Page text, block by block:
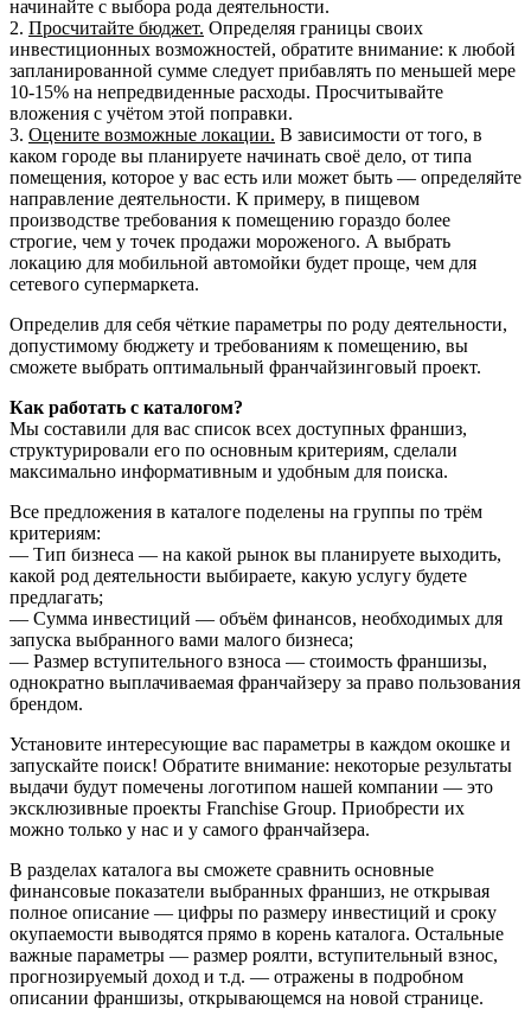
начинайте с выбора рода деятельности.
2. Просчитайте бюджет. Определяя границы своих
инвестиционных возможностей, обратите внимание: к любой
запланированной сумме следует прибавлять по меньшей мере
10-15% на непредвиденные расходы. Просчитывайте
вложения с учётом этой поправки.
3. Оцените возможные локации. В зависимости от того, в
каком городе вы планируете начинать своё дело, от типа
помещения, которое у вас есть или может быть — определяйте
направление деятельности. К примеру, в пищевом
производстве требования к помещению гораздо более
строгие, чем у точек продажи мороженого. А выбрать
локацию для мобильной автомойки будет проще, чем для
сетевого супермаркета.
Определив для себя чёткие параметры по роду деятельности,
допустимому бюджету и требованиям к помещению, вы
сможете выбрать оптимальный франчайзинговый проект.
Как работать с каталогом?
Мы составили для вас список всех доступных франшиз,
структурировали его по основным критериям, сделали
максимально информативным и удобным для поиска.
Все предложения в каталоге поделены на группы по трём
критериям:
— Тип бизнеса — на какой рынок вы планируете выходить,
какой род деятельности выбираете, какую услугу будете
предлагать;
— Сумма инвестиций — объём финансов, необходимых для
запуска выбранного вами малого бизнеса;
— Размер вступительного взноса — стоимость франшизы,
однократно выплачиваемая франчайзеру за право пользования
брендом.
Установите интересующие вас параметры в каждом окошке и
запускайте поиск! Обратите внимание: некоторые результаты
выдачи будут помечены логотипом нашей компании — это
эксклюзивные проекты Franchise Group. Приобрести их
можно только у нас и у самого франчайзера.
В разделах каталога вы сможете сравнить основные
финансовые показатели выбранных франшиз, не открывая
полное описание — цифры по размеру инвестиций и сроку
окупаемости выводятся прямо в корень каталога. Остальные
важные параметры — размер роялти, вступительный взнос,
прогнозируемый доход и т.д. — отражены в подробном
описании франшизы, открывающемся на новой странице.